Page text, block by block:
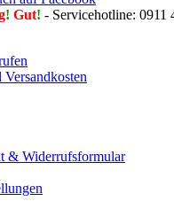
! Gut! - Servicehotline: 0911
& Widerrufsformular